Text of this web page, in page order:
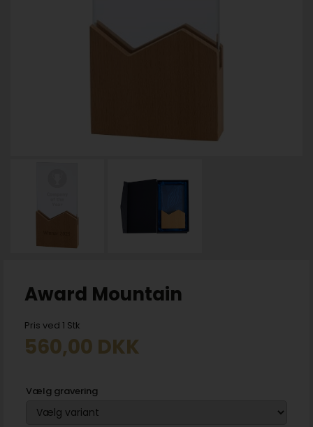
Award Mountain
Pris ved 1 Stk
560,00 DKK
Vælg gravering